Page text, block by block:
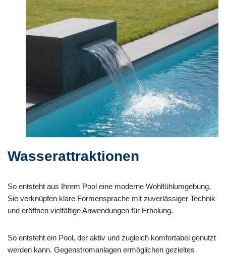
Wasserattraktionen
So entsteht aus Ihrem Pool eine moderne Wohlfühlumgebung.
Sie verknüpfen klare Formensprache mit zuverlässiger Technik
und eröffnen vielfältige Anwendungen für Erholung.
So entsteht ein Pool, der aktiv und zugleich komfortabel genutzt
werden kann. Gegenstromanlagen ermöglichen gezieltes